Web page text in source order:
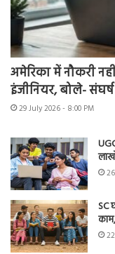
अमेरिका में नौकरी
इंजीनियर, बोले-
29 July 2026 - 8:00 PM
SC